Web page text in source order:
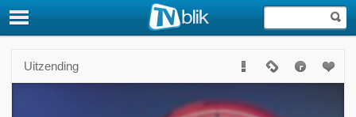
Uitzending